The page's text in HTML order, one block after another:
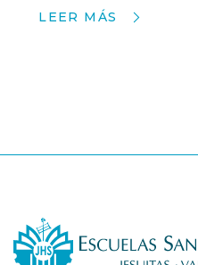
LEER MÁS